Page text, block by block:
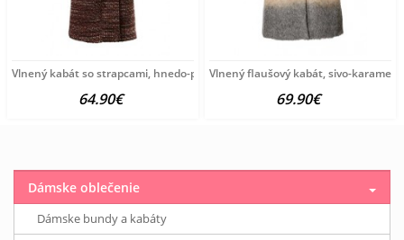
Vlnený kabát so strapcami, hnedo-pestrý
64.90€
Vlnený flaušový kabát, sivo-
69.90€
Dámske oblečenie
Dámske bundy a kabáty